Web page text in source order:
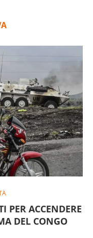
PER ACCENDERE
DEL CONGO